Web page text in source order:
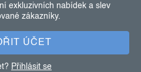
exkluzivních nabídek a slev
zákazníky.
ÚČET
Přihlásit se